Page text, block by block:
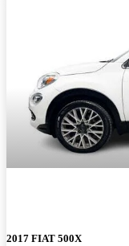
2017 FIAT 500X